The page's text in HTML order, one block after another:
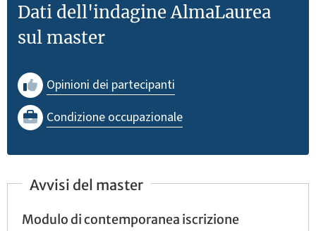
Dati dell'indagine AlmaLaurea
sul master
Opinioni dei partecipanti
Condizione occupazionale
Avvisi del master
Modulo di contemporanea iscrizione